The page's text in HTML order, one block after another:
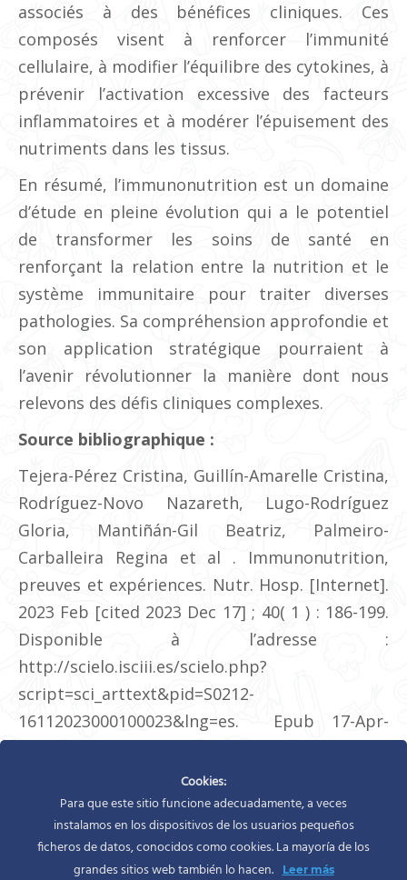
associés à des bénéfices cliniques. Ces
composés visent à renforcer l’immunité
cellulaire, à modifier l’équilibre des cytokines, à
prévenir l’activation excessive des facteurs
inflammatoires et à modérer l’épuisement des
nutriments dans les tissus.
En résumé, l’immunonutrition est un domaine
d’étude en pleine évolution qui a le potentiel
de transformer les soins de santé en
renforçant la relation entre la nutrition et le
système immunitaire pour traiter diverses
pathologies. Sa compréhension approfondie et
son application stratégique pourraient à
l’avenir révolutionner la manière dont nous
relevons des défis cliniques complexes.
Source bibliographique :
Tejera-Pérez Cristina, Guillín-Amarelle Cristina,
Rodríguez-Novo Nazareth, Lugo-Rodríguez
Gloria, Mantiñán-Gil Beatriz, Palmeiro-
Carballeira Regina et al . Immunonutrition,
preuves et expériences. Nutr. Hosp. [Internet].
2023 Feb [cited 2023 Dec 17] ; 40( 1 ) : 186-199.
Disponible à l’adresse :
http://scielo.isciii.es/scielo.php?
script=sci_arttext&pid=S0212-
16112023000100023&lng=es. Epub 17-Apr-
Catégorie : Nutrition et régime Par
Silvia Rodíguez
décembre 17, 2023
Cookies:
Para que este sitio funcione adecuadamente, a veces
instalamos en los dispositivos de los usuarios pequeños
ficheros de datos, conocidos como cookies. La mayoría de los
grandes sitios web también lo hacen.
Leer más